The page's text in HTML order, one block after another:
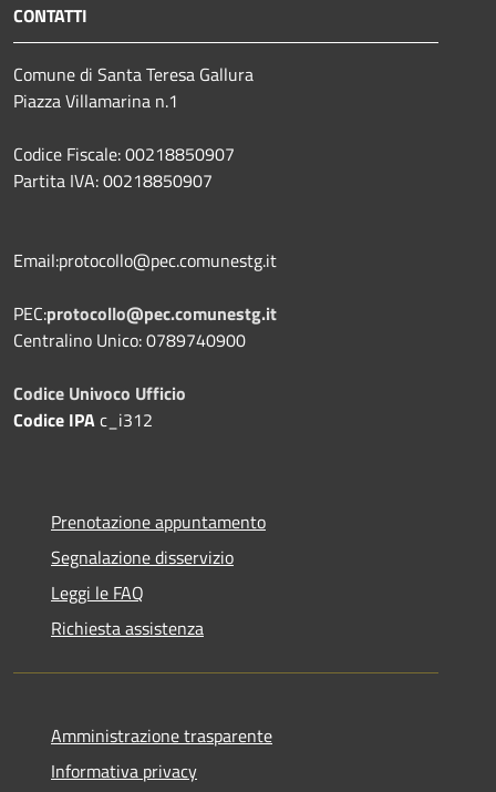
CONTATTI
Comune di Santa Teresa Gallura
Piazza Villamarina n.1
Codice Fiscale: 00218850907
Partita IVA: 00218850907
Email:protocollo@pec.comunestg.it
PEC:protocollo@pec.comunestg.it
Centralino Unico: 0789740900
Codice Univoco Ufficio
Codice IPAc_i312
Prenotazione appuntamento
Segnalazione disservizio
Leggi le FAQ
Richiesta assistenza
Amministrazione trasparente
Informativa privacy